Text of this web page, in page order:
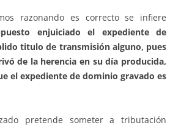
razonando es correcto se infiere
enjuiciado el expediente de
titulo de transmisión alguno, pues
de la herencia en su día producida,
el expediente de dominio gravado es
pretende someter a tributación